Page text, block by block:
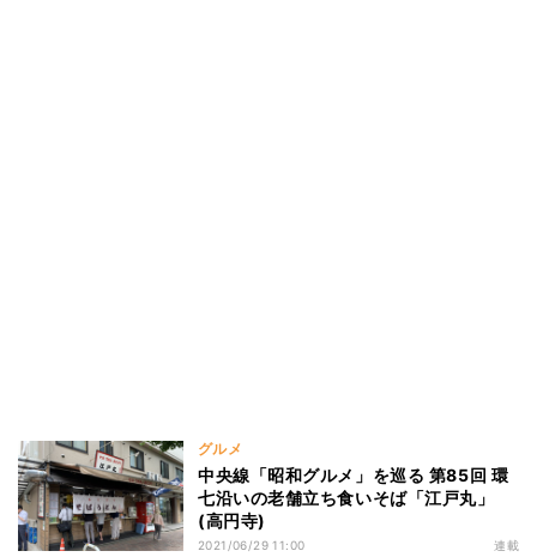
グルメ
中央線「昭和グルメ」を巡る 第85回 環
七沿いの老舗立ち食いそば「江戸丸」
(高円寺)
2021/06/29 11:00 連載